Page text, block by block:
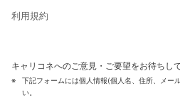
利用規約
キャリコネへのご意見・ご要望をお待ちし
下記フォームには個人情報(個人名、住所、メー
い。